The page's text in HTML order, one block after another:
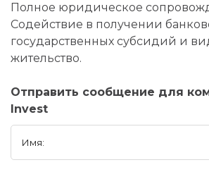
Полное юридическое
Содействие в получении
государственных субсидий и
жительство.
Отправить сообщение для
Invest
Имя: